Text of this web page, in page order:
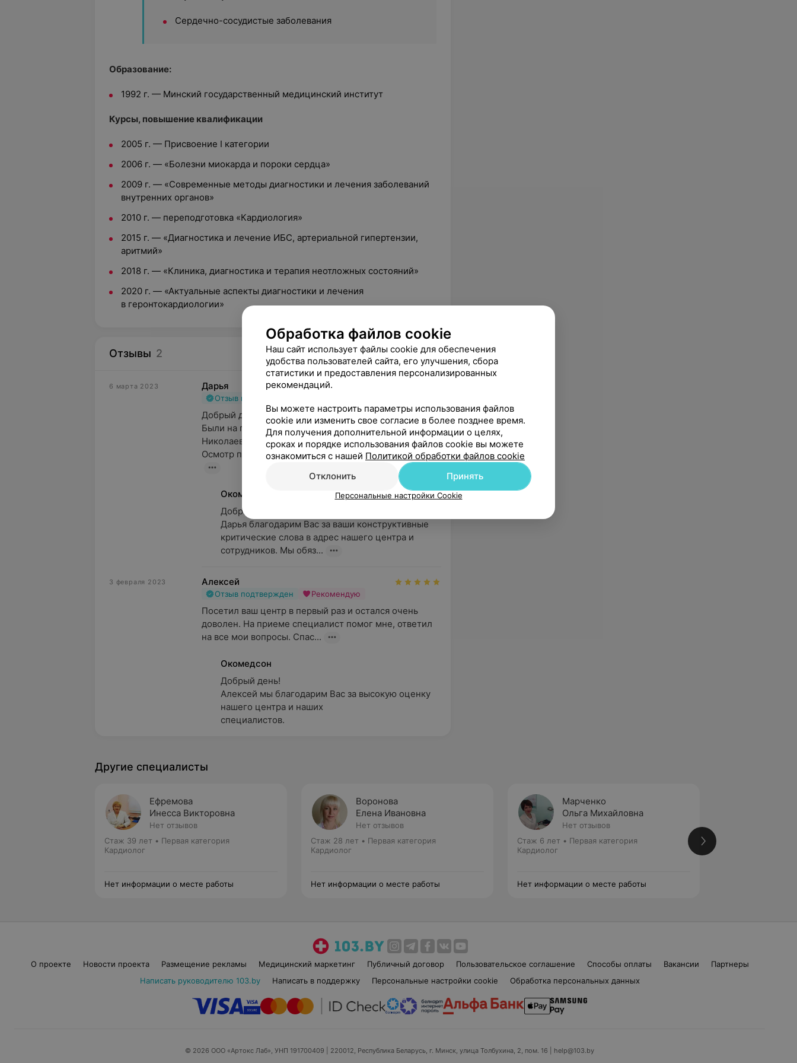
Сердечно-сосудистые заболевания
Образование:
1992 г. — Минский государственный медицинский институт
Курсы, повышение квалификации
2005 г. — Присвоение I категории
2006 г. — «Болезни миокарда и пороки сердца»
2009 г. — «Современные методы диагностики и лечения заболеваний
внутренних органов»
2010 г. — переподготовка «Кардиология»
2015 г. — «Диагностика и лечение ИБС, артериальной гипертензии,
аритмий»
2018 г. — «Клиника, диагностика и терапия неотложных состояний»
2020 г. — «Актуальные аспекты диагностики и лечения
в геронтокардиологии»
Отзывы 2
6 марта 2023 Дарья
Отзыв подтвержден
Добрый день.
Были на приёме у кардиолога, Бацук Владимир
Николаевич.
Осмотр показался очень поверхностным, в суете и с...
Окомедсон
Добрый день!
Дарья благодарим Вас за ваши конструктивные
критические слова в адрес нашего центра и
сотрудников. Мы обяз...
3 февраля 2023 Алексей
Отзыв подтвержден Рекомендую
Посетил ваш центр в первый раз и остался очень
доволен. На приеме специалист помог мне, ответил
на все мои вопросы. Спас...
Окомедсон
Добрый день!
Алексей мы благодарим Вас за высокую оценку
нашего центра и наших
специалистов.
Другие специалисты
Ефремова
Инесса Викторовна
Нет отзывов
Стаж 39 лет • Первая категория
Кардиолог
Нет информации о месте работы
Воронова
Елена Ивановна
Нет отзывов
Стаж 28 лет • Первая категория
Кардиолог
Нет информации о месте работы
Марченко
Ольга Михайловна
Нет отзывов
Стаж 6 лет • Первая категория
Кардиолог
Нет информации о месте работы
О проекте Новости проекта Размещение рекламы Медицинский маркетинг Публичный договор Пользовательское соглашение Способы оплаты Вакансии
Партнеры
Написать руководителю 103.by
Написать в поддержку Персональные настройки cookie Обработка персональных данных
© 2026 ООО «Артокс Лаб», УНП 191700409 | 220012, Республика Беларусь, г. Минск, улица Толбухина, 2, пом. 16 | help@103.by
Обработка файлов cookie
Наш сайт использует файлы cookie для обеспечения
удобства пользователей сайта, его улучшения, сбора
статистики и предоставления персонализированных
рекомендаций.
Вы можете настроить параметры использования файлов
cookie или изменить свое согласие в более позднее время.
Для получения дополнительной информации о целях,
сроках и порядке использования файлов cookie вы можете
ознакомиться с нашей Политикой обработки файлов cookie
Отклонить
Принять
Персональные настройки Cookie